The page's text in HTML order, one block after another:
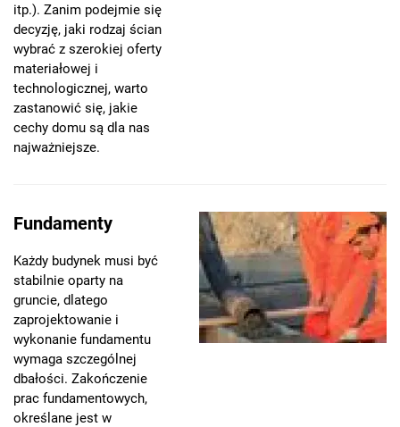
itp.). Zanim podejmie się
decyzję, jaki rodzaj ścian
wybrać z szerokiej oferty
materiałowej i
technologicznej, warto
zastanowić się, jakie
cechy domu są dla nas
najważniejsze.
Fundamenty
Każdy budynek musi być
stabilnie oparty na
gruncie, dlatego
zaprojektowanie i
wykonanie fundamentu
wymaga szczególnej
dbałości. Zakończenie
prac fundamentowych,
określane jest w